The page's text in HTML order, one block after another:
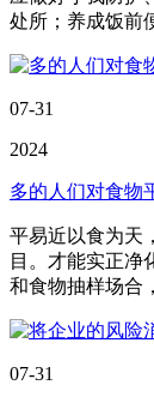
处所；养成饭前
07-31
2024
多的人们对食物
平易近以食为天
目。才能实正净
和食物抽样场合
07-31